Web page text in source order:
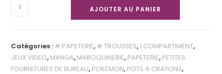
AJOUTER AU PANIER
Catégories : # PAPETERIE, # TROUSSES,1 COMPARTIMENT,
JEUX VIDEO, MANGA, MAROQUINERIE, PAPETERIE, PETITES
FOURNITURES DE BUREAU, POKEMON, POTS A CRAYONS,